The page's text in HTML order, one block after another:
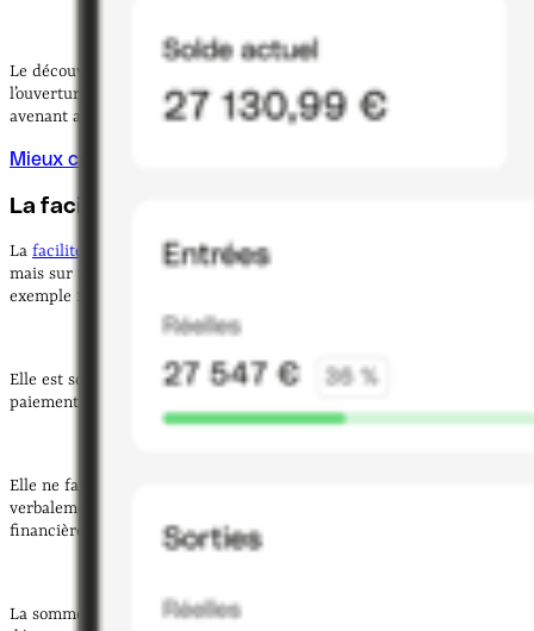
Le découvert bancaire (et son taux) est souvent négocié dès
l’ouverture du compte bancaire et peut être revu en signant un
avenant au contrat.
Mieux comprendre le découvert bancaire
La facilité de caisse
La facilité de caisse
est également une autorisation de découvert,
mais sur une période plus courte que le découvert bancaire (par
exemple 10 ou 15 jours).
Elle est souvent utilisée pourrégler une dépense précise
paiement des salaires du personnel ou de la TVA.
Elle ne fait pas toujours l’objet d’un contrat. Elle peut être accordée
verbalement par la banque en présence d'une bonne situation
financière générale.
La somme des intérêts dus est plus élevée que dans le cadre du